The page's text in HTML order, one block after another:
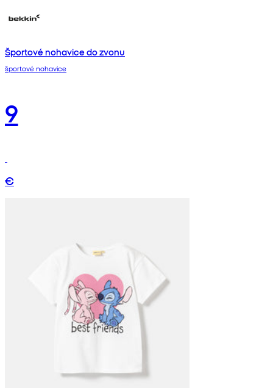
Športové nohavice do zvonu
športové nohavice
9
€